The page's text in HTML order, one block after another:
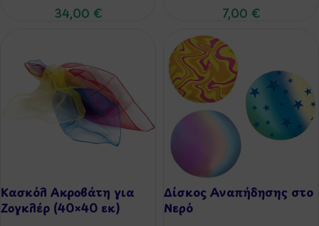
34,00 € 7,00 €
Κασκόλ Ακροβάτη για
Ζογκλέρ (40×40 εκ)
Δίσκος Αναπήδησης στο
Νερό